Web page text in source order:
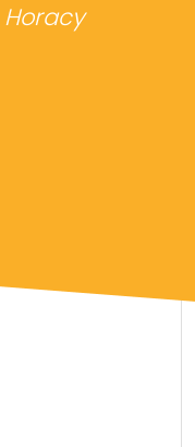
Horacy